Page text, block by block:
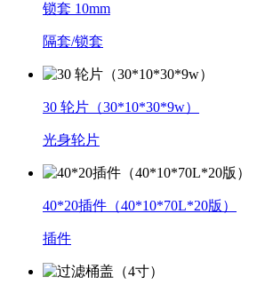
锁套 10mm
隔套/锁套
30 轮片（30*10*30*9w）
光身轮片
40*20插件（40*10*70L*20版）
插件